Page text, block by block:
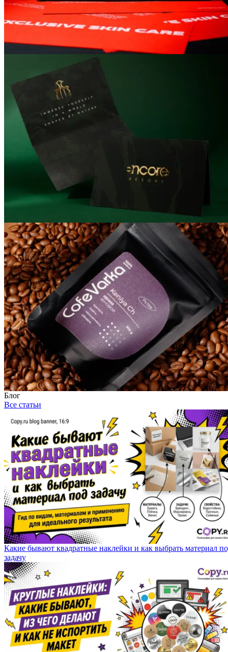
Блог
Все статьи
Какие бывают квадратные наклейки и как выбрать материал
задачу